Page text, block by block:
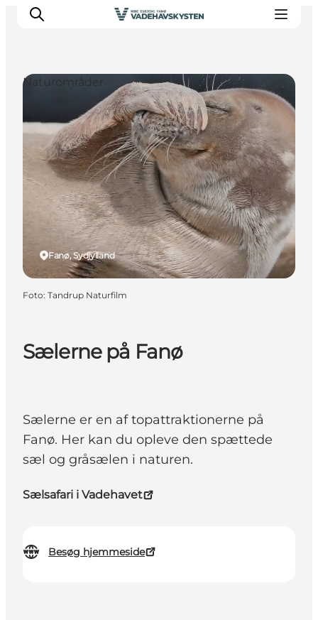
Oplev Ribe
Oplev Esbjerg
Oplev Fanø
Oplev Mandø
Oplev Vadehavet
Det Sker
Sælerne på Fanø
Sælerne er en af topattraktionerne på
Fanø. Her kan du opleve den spættede
sæl og gråsælen i naturen.
Sælsafari i Vadehavet
Besøg hjemmeside
Fanø, Sydjylland
Naturområder
Foto: Tandrup Naturfilm